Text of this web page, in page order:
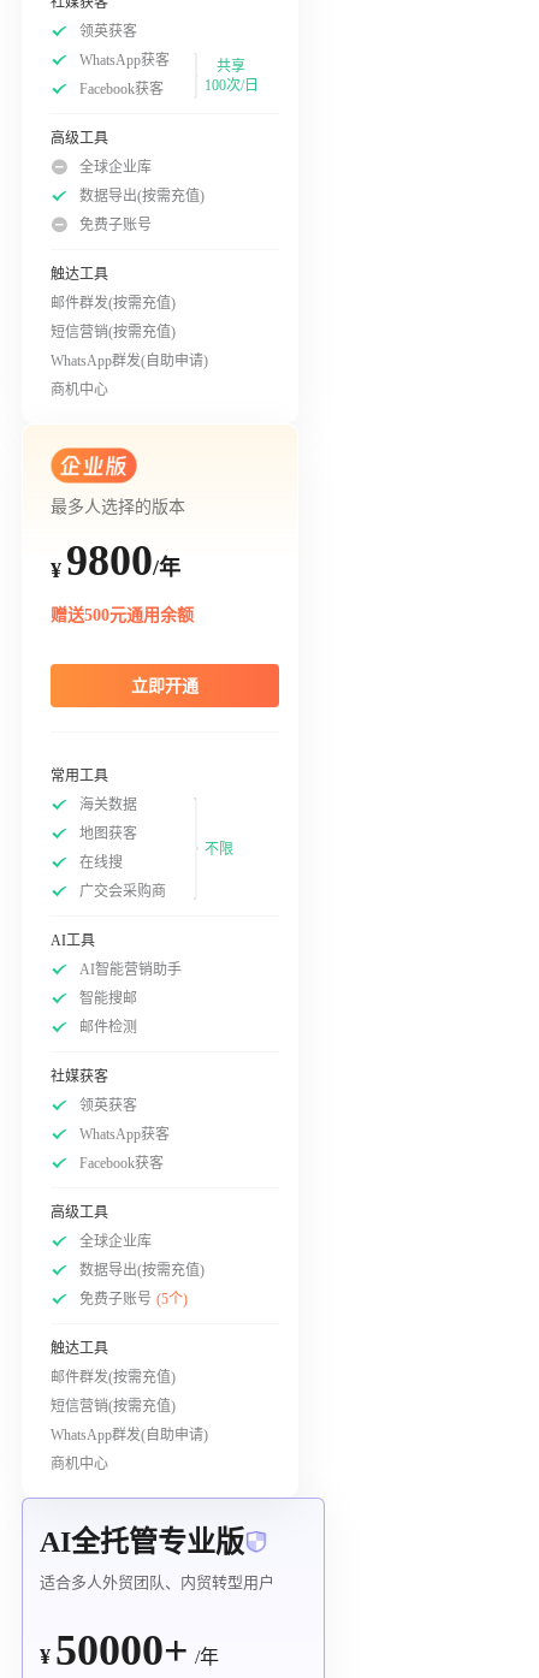
领英获客
WhatsApp获客
Facebook获客
共享
100次/日
高级工具
全球企业库
数据导出(按需充值)
免费子账号
触达工具
邮件群发(按需充值)
短信营销(按需充值)
WhatsApp群发(自助申请)
商机中心
最多人选择的版本
¥ 9800/年
赠送500元通用余额
立即开通
常用工具
海关数据
地图获客
在线搜
广交会采购商
不限
AI工具
AI智能营销助手
智能搜邮
邮件检测
社媒获客
领英获客
WhatsApp获客
Facebook获客
高级工具
全球企业库
数据导出(按需充值)
免费子账号 (5个)
触达工具
邮件群发(按需充值)
短信营销(按需充值)
WhatsApp群发(自助申请)
商机中心
AI全托管专业版
适合多人外贸团队、内贸转型用户
¥ 50000+ /年